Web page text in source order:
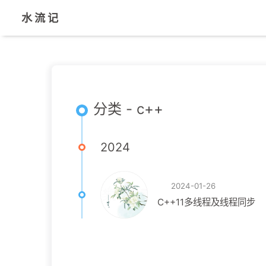
水 流 记
分类 - c++
2024
2024-01-26
C++11多线程及线程同步